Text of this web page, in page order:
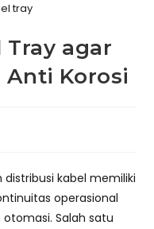
tray
Tray agar
Anti Korosi
kabel memiliki
operasional
Salah satu